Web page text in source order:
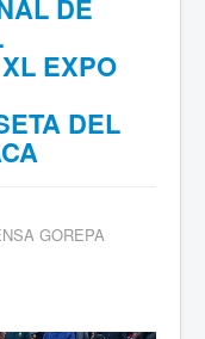
DE
EXPO
DEL
GOREPA